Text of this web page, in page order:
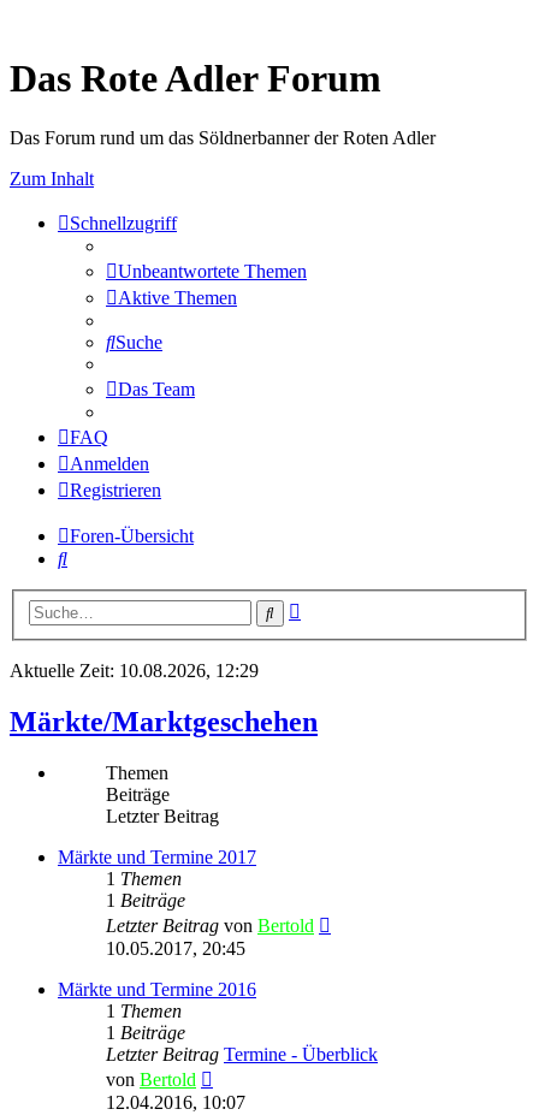
Das Rote Adler Forum
Das Forum rund um das Söldnerbanner der Roten Adler
Zum Inhalt
Schnellzugriff
Unbeantwortete Themen
Aktive Themen
Suche
Das Team
FAQ
Anmelden
Registrieren
Foren-Übersicht
Suche
Suche
Aktuelle Zeit: 10.08.2026, 12:29
Märkte/Marktgeschehen
Themen
Beiträge
Letzter Beitrag
Märkte und Termine 2017
1 Themen
1 Beiträge
Letzter Beitrag von Bertold
10.05.2017, 20:45
Märkte und Termine 2016
1 Themen
1 Beiträge
Letzter Beitrag Termine - Überblick
von Bertold
Beitrag
12.04.2016, 10:07